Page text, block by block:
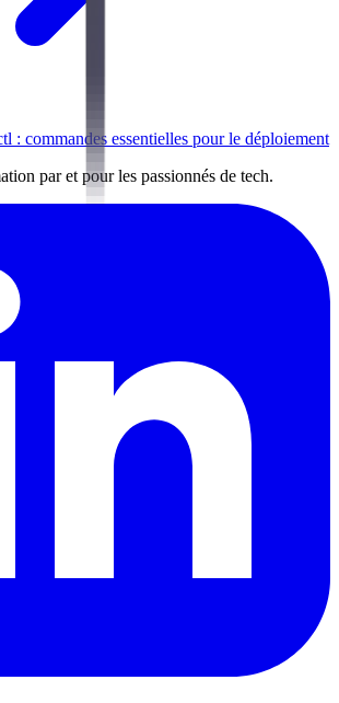
: commandes essentielles pour le déploiement
par et pour les passionnés de tech.